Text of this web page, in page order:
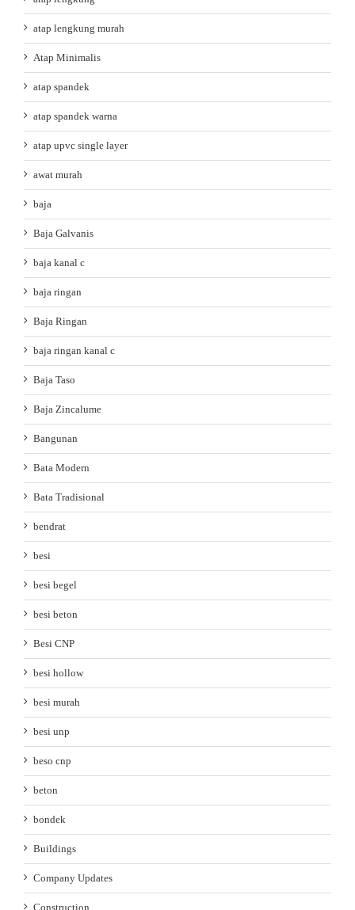
atap lengkung murah
Atap Minimalis
atap spandek
atap spandek warna
atap upvc single layer
awat murah
baja
Baja Galvanis
baja kanal c
baja ringan
Baja Ringan
baja ringan kanal c
Baja Taso
Baja Zincalume
Bangunan
Bata Modern
Bata Tradisional
bendrat
besi
besi begel
besi beton
Besi CNP
besi hollow
besi murah
besi unp
beso cnp
beton
bondek
Buildings
Company Updates
Construction